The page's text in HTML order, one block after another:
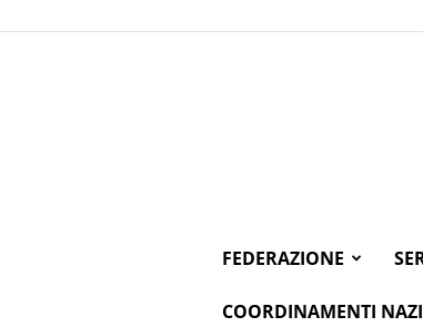
FEDERAZIONE
COORDINAMENTI